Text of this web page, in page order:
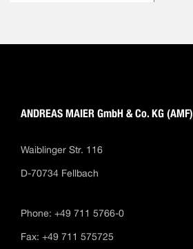
ANDREAS MAIER GmbH & Co. KG (AMF)
Waiblinger Str. 116
D-70734 Fellbach
Phone: +49 711 5766-0
Fax: +49 711 575725